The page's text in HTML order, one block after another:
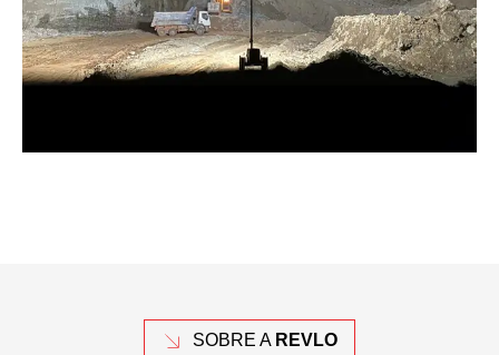
SOBRE A REVLO